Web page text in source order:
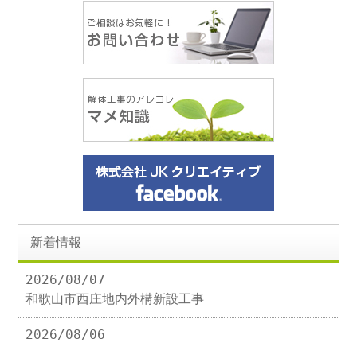
新着情報
2026/08/07
和歌山市西庄地内外構新設工事
2026/08/06